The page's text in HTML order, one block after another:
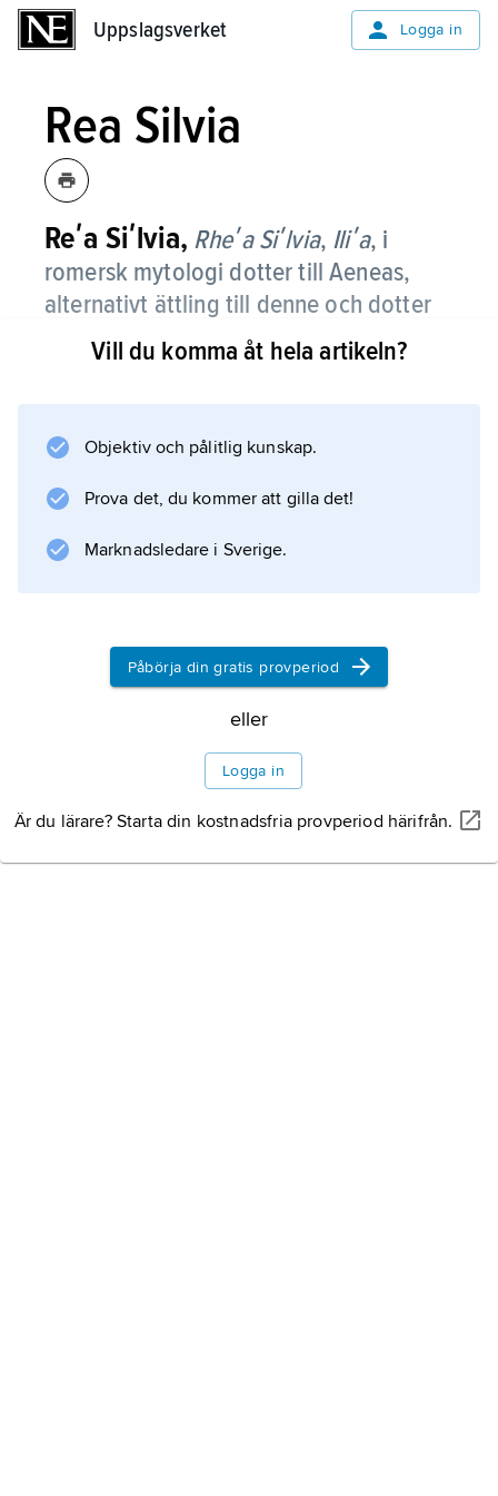
Uppslagsverket Logga in
Rea Silvia
Reʹa Siʹlvia, Rheʹa Siʹlvia, Iliʹa, i
romersk mytologi dotter till Aeneas,
alternativt ättling till denne och dotter
till Numitor, kung i Alba Longa.
krigsguden Mars, lät hennes farbror,
vissa versioner blev hon därpå dödad, enligt
andra räddad av de uppvuxna tvillingarna,
Romulus och Remus.
Information om artikeln
Vill du komma åt hela artikeln?
Objektiv och pålitlig kunskap.
Prova det, du kommer att gilla det!
Marknadsledare i Sverige.
Påbörja din gratis provperiod
eller
Logga in
Är du lärare? Starta din kostnadsfria provperiod härifrån.